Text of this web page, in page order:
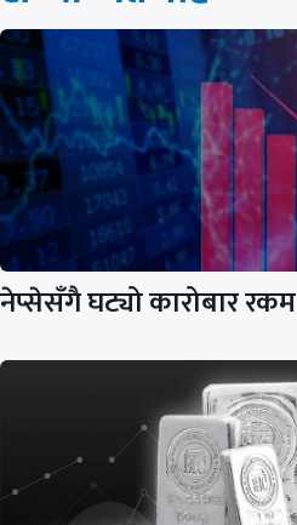
नेप्सेसँगै घट्यो कारोबार रकम